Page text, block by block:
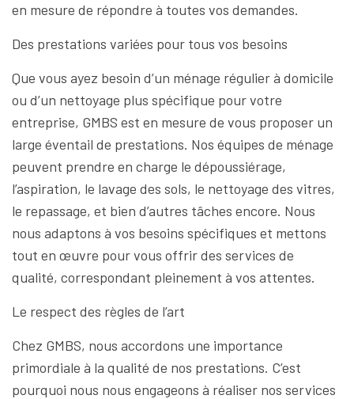
en mesure de répondre à toutes vos demandes.
Des prestations variées pour tous vos besoins
Que vous ayez besoin d’un ménage régulier à domicile
ou d’un nettoyage plus spécifique pour votre
entreprise, GMBS est en mesure de vous proposer un
large éventail de prestations. Nos équipes de ménage
peuvent prendre en charge le dépoussiérage,
l’aspiration, le lavage des sols, le nettoyage des vitres,
le repassage, et bien d’autres tâches encore. Nous
nous adaptons à vos besoins spécifiques et mettons
tout en œuvre pour vous offrir des services de
qualité, correspondant pleinement à vos attentes.
Le respect des règles de l’art
Chez GMBS, nous accordons une importance
primordiale à la qualité de nos prestations. C’est
pourquoi nous nous engageons à réaliser nos services